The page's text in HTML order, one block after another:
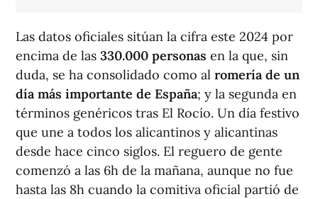
Las datos oficiales sitúan la cifra este 2024 por
encima de las 330.000 personas en la que, sin
duda, se ha consolidado como al romería de un
día más importante de España; y la segunda en
términos genéricos tras El Rocío. Un día festivo
que une a todos los alicantinos y alicantinas
desde hace cinco siglos. El reguero de gente
comenzó a las 6h de la mañana, aunque no fue
hasta las 8h cuando la comitiva oficial partió de